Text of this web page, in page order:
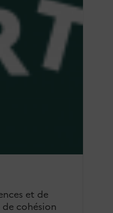
et de
cohésion